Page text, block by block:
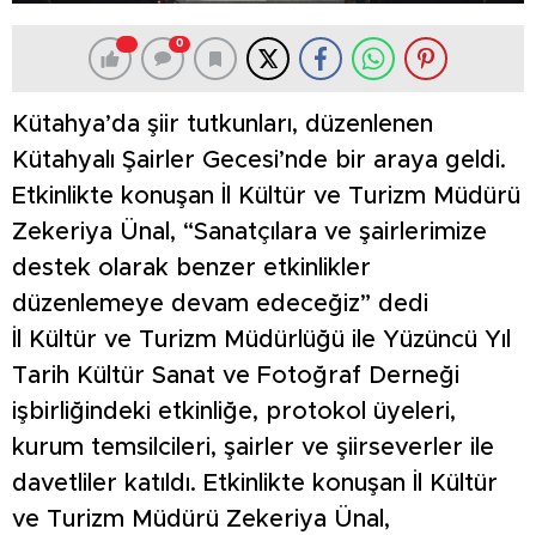
0
Kütahya’da şiir tutkunları, düzenlenen
Kütahyalı Şairler Gecesi’nde bir araya geldi.
Etkinlikte konuşan İl Kültür ve Turizm Müdürü
Zekeriya Ünal, “Sanatçılara ve şairlerimize
destek olarak benzer etkinlikler
düzenlemeye devam edeceğiz” dedi
İl Kültür ve Turizm Müdürlüğü ile Yüzüncü Yıl
Tarih Kültür Sanat ve Fotoğraf Derneği
işbirliğindeki etkinliğe, protokol üyeleri,
kurum temsilcileri, şairler ve şiirseverler ile
davetliler katıldı. Etkinlikte konuşan İl Kültür
ve Turizm Müdürü Zekeriya Ünal,